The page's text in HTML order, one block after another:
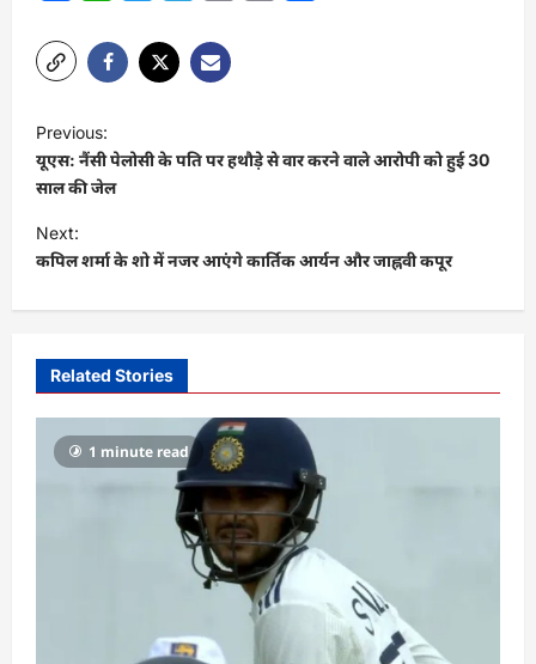
o
s
t
n
a
g
Previous:
यूएस: नैंसी पेलोसी के पति पर हथौड़े से वार करने वाले आरोपी को हुई 30
साल की जेल
Next:
कपिल शर्मा के शो में नजर आएंगे कार्तिक आर्यन और जाह्नवी कपूर
Related Stories
1 minute read